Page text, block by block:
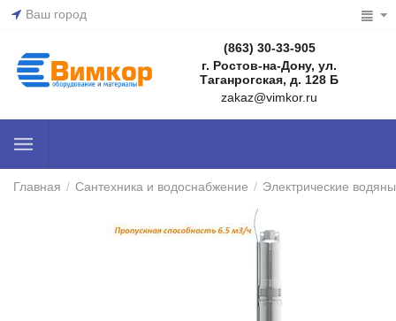
Ваш город
(863) 30-33-905
г. Ростов-на-Дону, ул.
Таганрогская, д. 128 Б
zakaz@vimkor.ru
Главная / Сантехника и водоснабжение / Электрические